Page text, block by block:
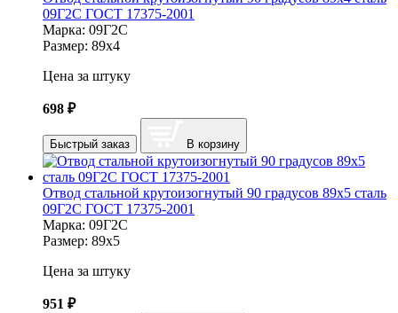
09Г2С ГОСТ 17375-2001
Марка: 09Г2С
Размер: 89х4
Цена за штуку
698 ₽
Быстрый заказ В корзину
Отвод стальной крутоизогнутый 90 градусов 89х5 сталь
09Г2С ГОСТ 17375-2001
Марка: 09Г2С
Размер: 89х5
Цена за штуку
951 ₽